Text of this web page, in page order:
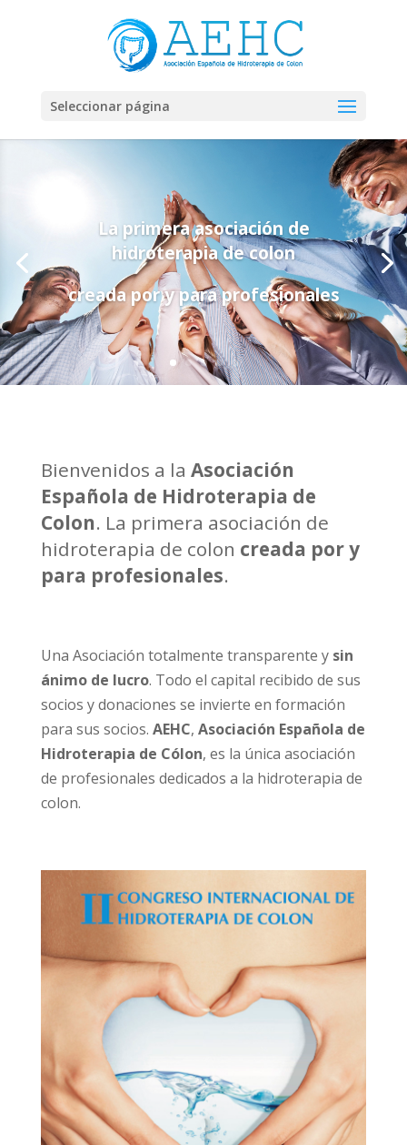
Seleccionar página
La primera asociación de
hidroterapia de colon
creada por y para profesionales
Bienvenidos a la Asociación
Española de Hidroterapia de
Colon. La primera asociación de
hidroterapia de colon creada por y
para profesionales.
Una Asociación totalmente transparente y sin
ánimo de lucro. Todo el capital recibido de sus
socios y donaciones se invierte en formación
para sus socios. AEHC, Asociación Española de
Hidroterapia de Cólon, es la única asociación
de profesionales dedicados a la hidroterapia de
colon.